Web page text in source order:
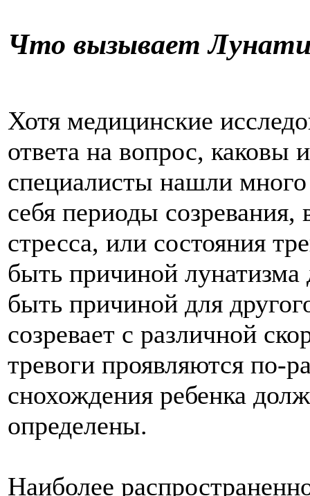
Что вызывает
Хотя медицинские
ответа на вопрос, каковы
специалисты нашли
себя периоды созревания,
стресса, или состояния
быть причиной лунатизма
быть причиной для
созревает с различной
тревоги проявляются по-
снохождения ребенка
определены.
Наиболее